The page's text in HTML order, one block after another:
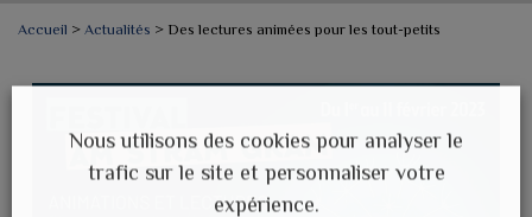
Accueil > Actualités > Des lectures animées pour les tout-petits
Nous utilisons des cookies pour analyser le
trafic sur le site et personnaliser votre
expérience.